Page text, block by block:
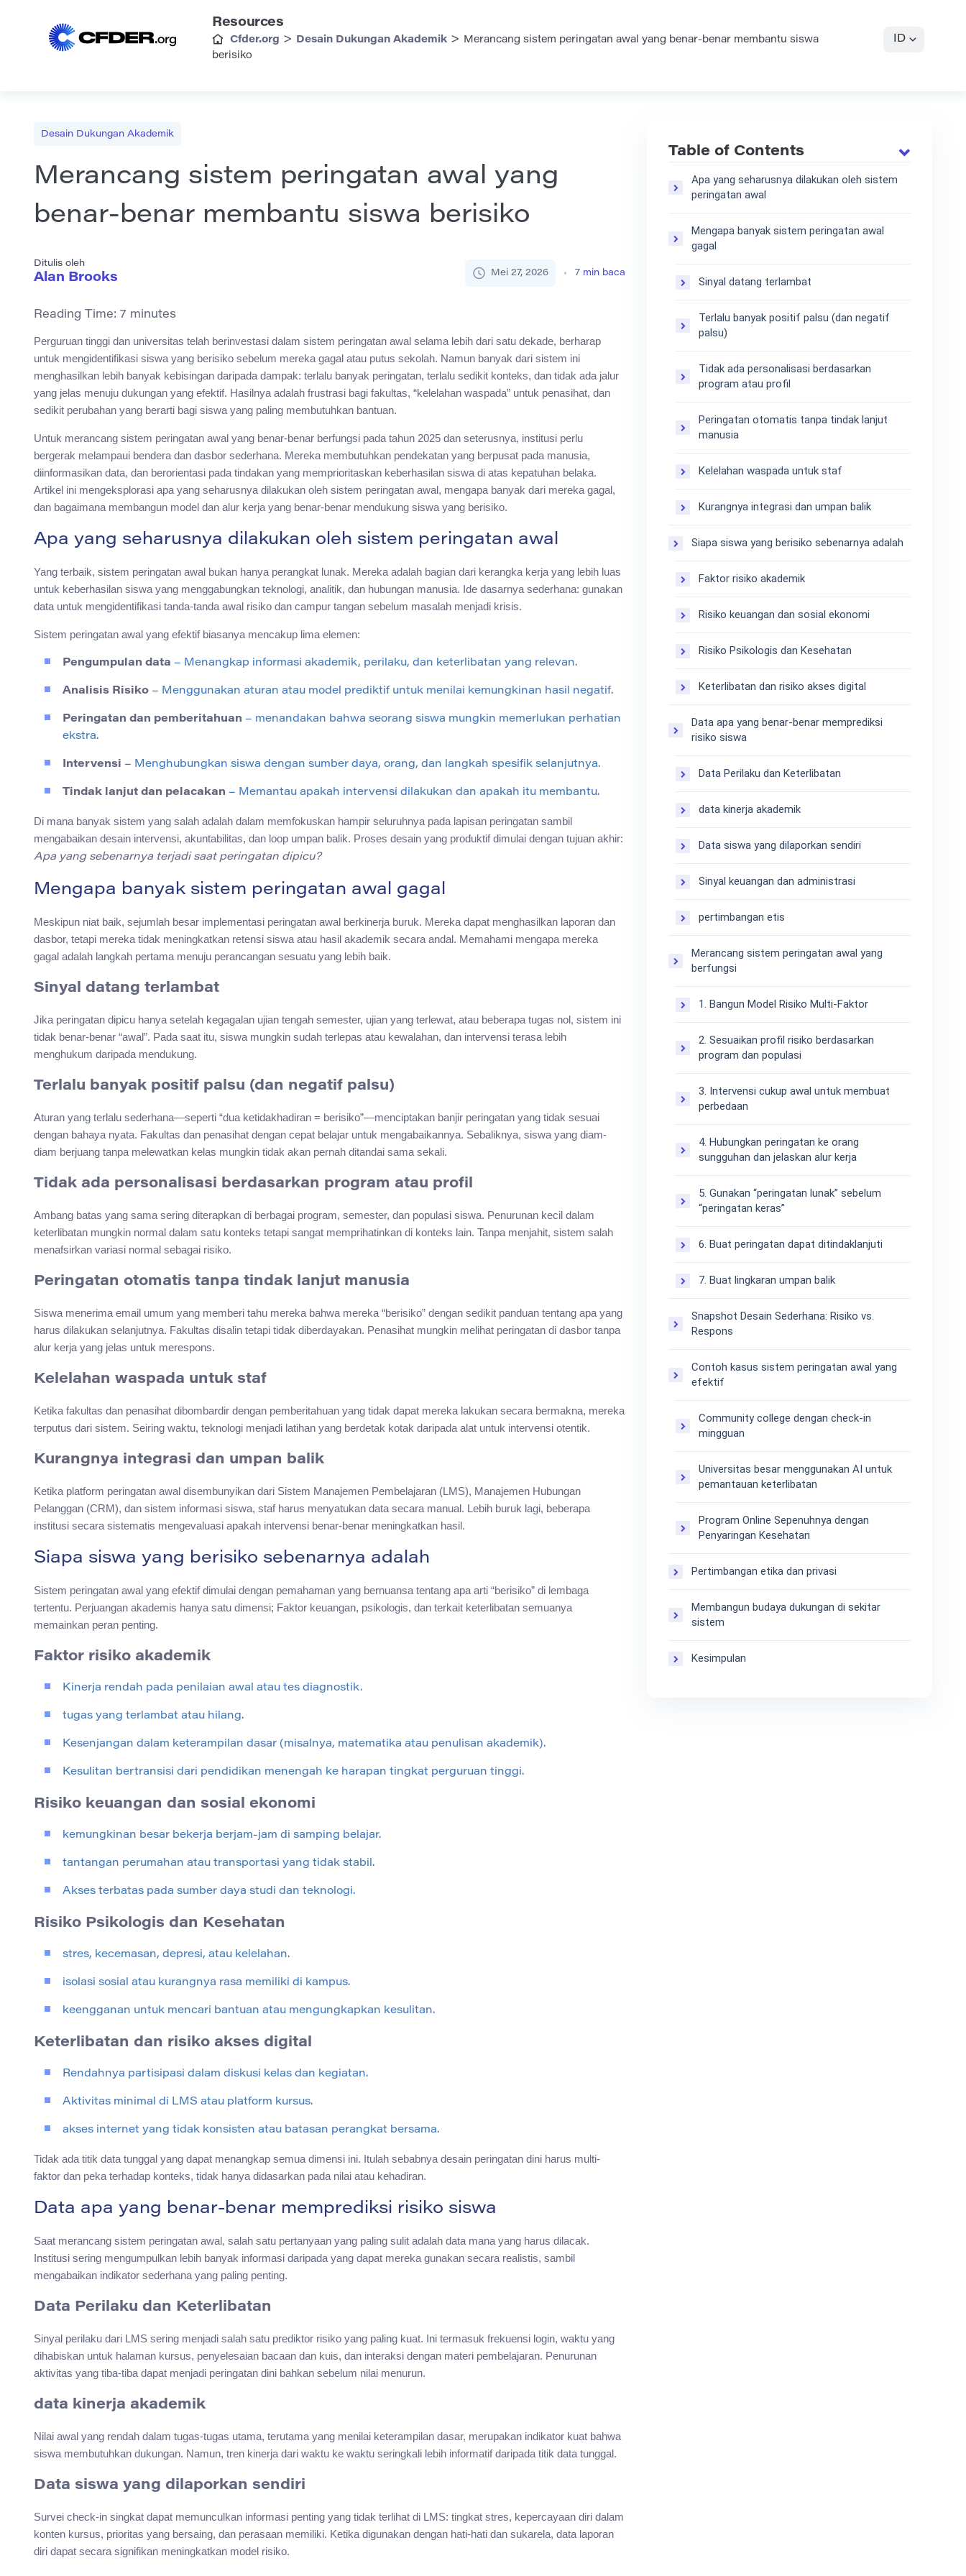
Resources
Cfder.org > Desain Dukungan Akademik > Merancang sistem peringatan awal yang benar-benar membantu siswa
berisiko
ID
Desain Dukungan Akademik
Merancang sistem peringatan awal yang
benar-benar membantu siswa berisiko
Ditulis oleh
Alan Brooks Mei 27, 2026 7 min baca
Reading Time: 7 minutes
Perguruan tinggi dan universitas telah berinvestasi dalam sistem peringatan awal selama lebih dari satu dekade, berharap
untuk mengidentifikasi siswa yang berisiko sebelum mereka gagal atau putus sekolah. Namun banyak dari sistem ini
menghasilkan lebih banyak kebisingan daripada dampak: terlalu banyak peringatan, terlalu sedikit konteks, dan tidak ada jalur
yang jelas menuju dukungan yang efektif. Hasilnya adalah frustrasi bagi fakultas, “kelelahan waspada” untuk penasihat, dan
sedikit perubahan yang berarti bagi siswa yang paling membutuhkan bantuan.
Untuk merancang sistem peringatan awal yang benar-benar berfungsi pada tahun 2025 dan seterusnya, institusi perlu
bergerak melampaui bendera dan dasbor sederhana. Mereka membutuhkan pendekatan yang berpusat pada manusia,
diinformasikan data, dan berorientasi pada tindakan yang memprioritaskan keberhasilan siswa di atas kepatuhan belaka.
Artikel ini mengeksplorasi apa yang seharusnya dilakukan oleh sistem peringatan awal, mengapa banyak dari mereka gagal,
dan bagaimana membangun model dan alur kerja yang benar-benar mendukung siswa yang berisiko.
Apa yang seharusnya dilakukan oleh sistem peringatan awal
Yang terbaik, sistem peringatan awal bukan hanya perangkat lunak. Mereka adalah bagian dari kerangka kerja yang lebih luas
untuk keberhasilan siswa yang menggabungkan teknologi, analitik, dan hubungan manusia. Ide dasarnya sederhana: gunakan
data untuk mengidentifikasi tanda-tanda awal risiko dan campur tangan sebelum masalah menjadi krisis.
Sistem peringatan awal yang efektif biasanya mencakup lima elemen:
Pengumpulan data – Menangkap informasi akademik, perilaku, dan keterlibatan yang relevan.
Analisis Risiko – Menggunakan aturan atau model prediktif untuk menilai kemungkinan hasil negatif.
Peringatan dan pemberitahuan – menandakan bahwa seorang siswa mungkin memerlukan perhatian
ekstra.
Intervensi – Menghubungkan siswa dengan sumber daya, orang, dan langkah spesifik selanjutnya.
Tindak lanjut dan pelacakan – Memantau apakah intervensi dilakukan dan apakah itu membantu.
Di mana banyak sistem yang salah adalah dalam memfokuskan hampir seluruhnya pada lapisan peringatan sambil
mengabaikan desain intervensi, akuntabilitas, dan loop umpan balik. Proses desain yang produktif dimulai dengan tujuan akhir:
Apa yang sebenarnya terjadi saat peringatan dipicu?
Mengapa banyak sistem peringatan awal gagal
Meskipun niat baik, sejumlah besar implementasi peringatan awal berkinerja buruk. Mereka dapat menghasilkan laporan dan
dasbor, tetapi mereka tidak meningkatkan retensi siswa atau hasil akademik secara andal. Memahami mengapa mereka
gagal adalah langkah pertama menuju perancangan sesuatu yang lebih baik.
Sinyal datang terlambat
Jika peringatan dipicu hanya setelah kegagalan ujian tengah semester, ujian yang terlewat, atau beberapa tugas nol, sistem ini
tidak benar-benar “awal”. Pada saat itu, siswa mungkin sudah terlepas atau kewalahan, dan intervensi terasa lebih
menghukum daripada mendukung.
Terlalu banyak positif palsu (dan negatif palsu)
Aturan yang terlalu sederhana—seperti “dua ketidakhadiran = berisiko”—menciptakan banjir peringatan yang tidak sesuai
dengan bahaya nyata. Fakultas dan penasihat dengan cepat belajar untuk mengabaikannya. Sebaliknya, siswa yang diam-
diam berjuang tanpa melewatkan kelas mungkin tidak akan pernah ditandai sama sekali.
Tidak ada personalisasi berdasarkan program atau profil
Ambang batas yang sama sering diterapkan di berbagai program, semester, dan populasi siswa. Penurunan kecil dalam
keterlibatan mungkin normal dalam satu konteks tetapi sangat memprihatinkan di konteks lain. Tanpa menjahit, sistem salah
menafsirkan variasi normal sebagai risiko.
Peringatan otomatis tanpa tindak lanjut manusia
Siswa menerima email umum yang memberi tahu mereka bahwa mereka “berisiko” dengan sedikit panduan tentang apa yang
harus dilakukan selanjutnya. Fakultas disalin tetapi tidak diberdayakan. Penasihat mungkin melihat peringatan di dasbor tanpa
alur kerja yang jelas untuk merespons.
Kelelahan waspada untuk staf
Ketika fakultas dan penasihat dibombardir dengan pemberitahuan yang tidak dapat mereka lakukan secara bermakna, mereka
terputus dari sistem. Seiring waktu, teknologi menjadi latihan yang berdetak kotak daripada alat untuk intervensi otentik.
Kurangnya integrasi dan umpan balik
Ketika platform peringatan awal disembunyikan dari Sistem Manajemen Pembelajaran (LMS), Manajemen Hubungan
Pelanggan (CRM), dan sistem informasi siswa, staf harus menyatukan data secara manual. Lebih buruk lagi, beberapa
institusi secara sistematis mengevaluasi apakah intervensi benar-benar meningkatkan hasil.
Siapa siswa yang berisiko sebenarnya adalah
Sistem peringatan awal yang efektif dimulai dengan pemahaman yang bernuansa tentang apa arti “berisiko” di lembaga
tertentu. Perjuangan akademis hanya satu dimensi; Faktor keuangan, psikologis, dan terkait keterlibatan semuanya
memainkan peran penting.
Faktor risiko akademik
Kinerja rendah pada penilaian awal atau tes diagnostik.
tugas yang terlambat atau hilang.
Kesenjangan dalam keterampilan dasar (misalnya, matematika atau penulisan akademik).
Kesulitan bertransisi dari pendidikan menengah ke harapan tingkat perguruan tinggi.
Risiko keuangan dan sosial ekonomi
kemungkinan besar bekerja berjam-jam di samping belajar.
tantangan perumahan atau transportasi yang tidak stabil.
Akses terbatas pada sumber daya studi dan teknologi.
Risiko Psikologis dan Kesehatan
stres, kecemasan, depresi, atau kelelahan.
isolasi sosial atau kurangnya rasa memiliki di kampus.
keengganan untuk mencari bantuan atau mengungkapkan kesulitan.
Keterlibatan dan risiko akses digital
Rendahnya partisipasi dalam diskusi kelas dan kegiatan.
Aktivitas minimal di LMS atau platform kursus.
akses internet yang tidak konsisten atau batasan perangkat bersama.
Tidak ada titik data tunggal yang dapat menangkap semua dimensi ini. Itulah sebabnya desain peringatan dini harus multi-
faktor dan peka terhadap konteks, tidak hanya didasarkan pada nilai atau kehadiran.
Data apa yang benar-benar memprediksi risiko siswa
Saat merancang sistem peringatan awal, salah satu pertanyaan yang paling sulit adalah data mana yang harus dilacak.
Institusi sering mengumpulkan lebih banyak informasi daripada yang dapat mereka gunakan secara realistis, sambil
mengabaikan indikator sederhana yang paling penting.
Data Perilaku dan Keterlibatan
Sinyal perilaku dari LMS sering menjadi salah satu prediktor risiko yang paling kuat. Ini termasuk frekuensi login, waktu yang
dihabiskan untuk halaman kursus, penyelesaian bacaan dan kuis, dan interaksi dengan materi pembelajaran. Penurunan
aktivitas yang tiba-tiba dapat menjadi peringatan dini bahkan sebelum nilai menurun.
data kinerja akademik
Nilai awal yang rendah dalam tugas-tugas utama, terutama yang menilai keterampilan dasar, merupakan indikator kuat bahwa
siswa membutuhkan dukungan. Namun, tren kinerja dari waktu ke waktu seringkali lebih informatif daripada titik data tunggal.
Data siswa yang dilaporkan sendiri
Survei check-in singkat dapat memunculkan informasi penting yang tidak terlihat di LMS: tingkat stres, kepercayaan diri dalam
konten kursus, prioritas yang bersaing, dan perasaan memiliki. Ketika digunakan dengan hati-hati dan sukarela, data laporan
diri dapat secara signifikan meningkatkan model risiko.
Table of Contents
Apa yang seharusnya dilakukan oleh sistem
peringatan awal
Mengapa banyak sistem peringatan awal
gagal
Sinyal datang terlambat
Terlalu banyak positif palsu (dan negatif
palsu)
Tidak ada personalisasi berdasarkan
program atau profil
Peringatan otomatis tanpa tindak lanjut
manusia
Kelelahan waspada untuk staf
Kurangnya integrasi dan umpan balik
Siapa siswa yang berisiko sebenarnya adalah
Faktor risiko akademik
Risiko keuangan dan sosial ekonomi
Risiko Psikologis dan Kesehatan
Keterlibatan dan risiko akses digital
Data apa yang benar-benar memprediksi
risiko siswa
Data Perilaku dan Keterlibatan
data kinerja akademik
Data siswa yang dilaporkan sendiri
Sinyal keuangan dan administrasi
pertimbangan etis
Merancang sistem peringatan awal yang
berfungsi
1. Bangun Model Risiko Multi-Faktor
2. Sesuaikan profil risiko berdasarkan
program dan populasi
3. Intervensi cukup awal untuk membuat
perbedaan
4. Hubungkan peringatan ke orang
sungguhan dan jelaskan alur kerja
5. Gunakan “peringatan lunak” sebelum
“peringatan keras”
6. Buat peringatan dapat ditindaklanjuti
7. Buat lingkaran umpan balik
Snapshot Desain Sederhana: Risiko vs.
Respons
Contoh kasus sistem peringatan awal yang
efektif
Community college dengan check-in
mingguan
Universitas besar menggunakan AI untuk
pemantauan keterlibatan
Program Online Sepenuhnya dengan
Penyaringan Kesehatan
Pertimbangan etika dan privasi
Membangun budaya dukungan di sekitar
sistem
Kesimpulan